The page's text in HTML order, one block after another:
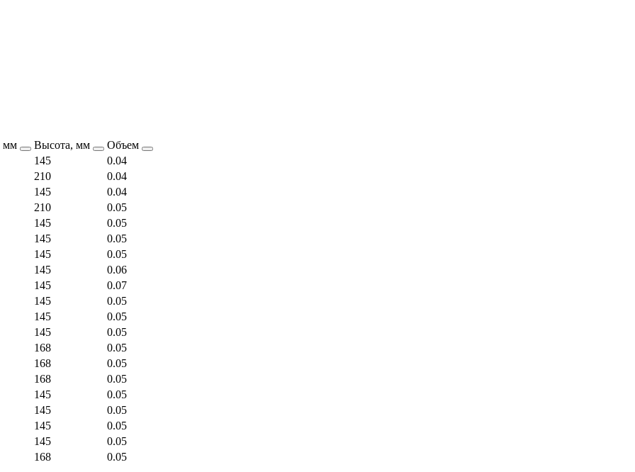
мм Высота, мм
Объем
145
0.04
210
0.04
145
0.04
210
0.05
145
0.05
145
0.05
145
0.05
145
0.06
145
0.07
145
0.05
145
0.05
145
0.05
168
0.05
168
0.05
168
0.05
145
0.05
145
0.05
145
0.05
145
0.05
168
0.05